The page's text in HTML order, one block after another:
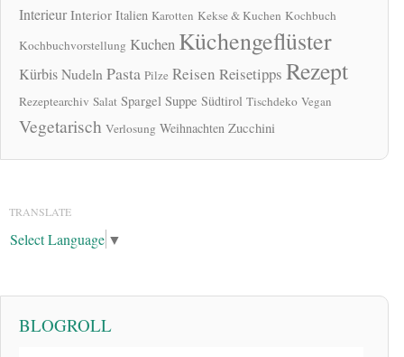
Interieur Interior Italien Karotten Kekse & Kuchen Kochbuch
Kochbuchvorstellung Kuchen Küchengeflüster
KürbisNudelnPasta Pilze Reisen Reisetipps Rezept
Rezeptearchiv Salat Spargel Suppe Südtirol Tischdeko Vegan
Vegetarisch Verlosung Weihnachten Zucchini
TRANSLATE
Select Language ▼
BLOGROLL